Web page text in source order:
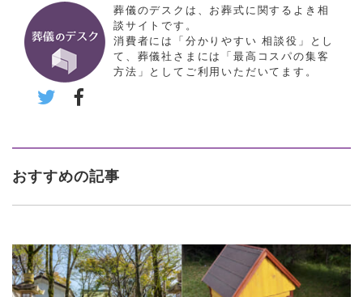
葬儀のデスクは、お葬式に関するよき相
談サイトです。
消費者には「分かりやすい 相談役」とし
て、葬儀社さまには「最高コスパの集客
方法」としてご利用いただいてます。
おすすめの記事